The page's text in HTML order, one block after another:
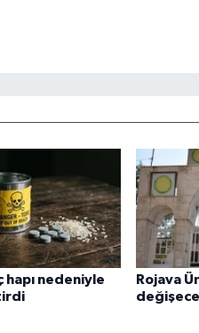
hapı nedeniyle
Rojava